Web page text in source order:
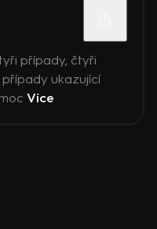
případy, čtyři
případy ukazující
Více